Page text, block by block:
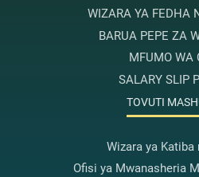
WIZARA YA FEDHA
BARUA PEPE ZA
MFUMO WA
SALARY SLIP
TOVUTI
Wizara ya Katiba
Ofisi ya Mwanasheria